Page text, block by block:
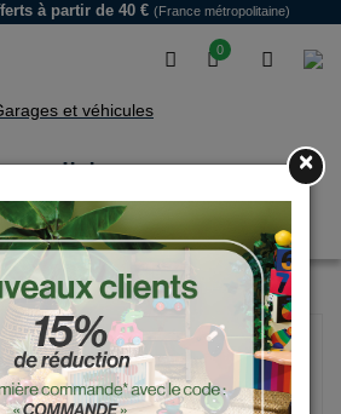
0
à partir de 40 € (France métropolitaine)
et véhicules
en carton,
Vilacity
×